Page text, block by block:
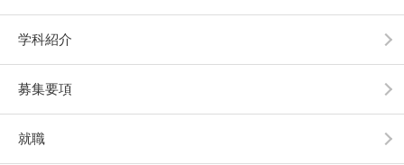
学科紹介
募集要項
就職